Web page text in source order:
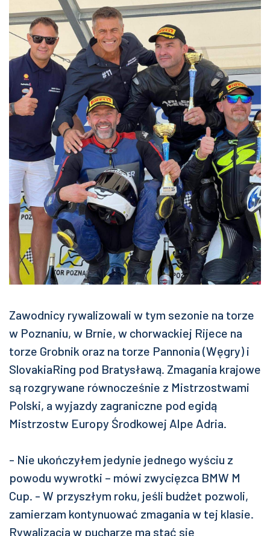
Zawodnicy rywalizowali w tym sezonie na torze
w Poznaniu, w Brnie, w chorwackiej Rijece na
torze Grobnik oraz na torze Pannonia (Węgry) i
SlovakiaRing pod Bratysławą. Zmagania krajowe
są rozgrywane równocześnie z Mistrzostwami
Polski, a wyjazdy zagraniczne pod egidą
Mistrzostw Europy Środkowej Alpe Adria.
- Nie ukończyłem jedynie jednego wyściu z
powodu wywrotki – mówi zwycięzca BMW M
Cup. - W przyszłym roku, jeśli budżet pozwoli,
zamierzam kontynuować zmagania w tej klasie.
Rywalizacja w pucharze ma stać się